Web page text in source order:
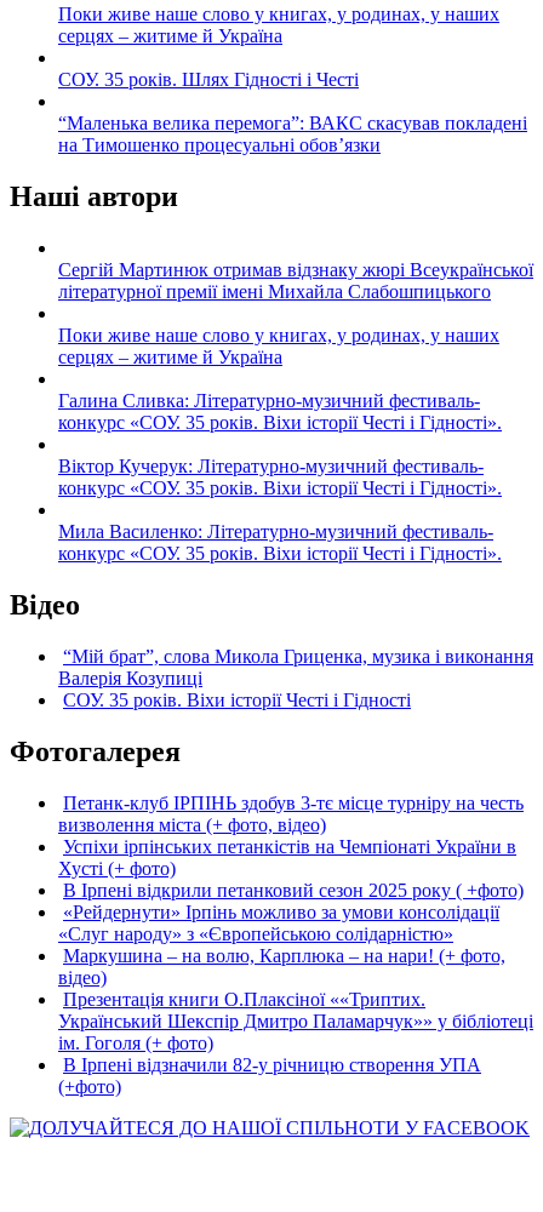
Поки живе наше слово у книгах, у родинах, у наших
серцях – житиме й Україна
СОУ. 35 років. Шлях Гідності і Честі
“Маленька велика перемога”: ВАКС скасував покладені
на Тимошенко процесуальні обов’язки
Наші автори
Сергій Мартинюк отримав відзнаку жюрі Всеукраїнської
літературної премії імені Михайла Слабошпицького
Поки живе наше слово у книгах, у родинах, у наших
серцях – житиме й Україна
Галина Сливка: Літературно-музичний фестиваль-
конкурс «СОУ. 35 років. Віхи історії Честі і Гідності».
Віктор Кучерук: Літературно-музичний фестиваль-
конкурс «СОУ. 35 років. Віхи історії Честі і Гідності».
Мила Василенко: Літературно-музичний фестиваль-
конкурс «СОУ. 35 років. Віхи історії Честі і Гідності».
Відео
“Мій брат”, слова Микола Гриценка, музика і виконання
Валерія Козупиці
СОУ. 35 років. Віхи історії Честі і Гідності
Фотогалерея
Петанк-клуб ІРПІНЬ здобув 3-тє місце турніру на честь
визволення міста (+ фото, відео)
Успіхи ірпінських петанкістів на Чемпіонаті України в
Хусті (+ фото)
В Ірпені відкрили петанковий сезон 2025 року ( +фото)
«Рейдернути» Ірпінь можливо за умови консолідації
«Слуг народу» з «Європейською солідарністю»
Маркушина – на волю, Карплюка – на нари! (+ фото,
відео)
Презентація книги О.Плаксіної ««Триптих.
Український Шекспір Дмитро Паламарчук»» у бібліотеці
ім. Гоголя (+ фото)
В Ірпені відзначили 82-у річницю створення УПА
(+фото)